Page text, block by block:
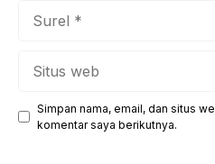
Simpan nama, email, dan situs
komentar saya berikutnya.